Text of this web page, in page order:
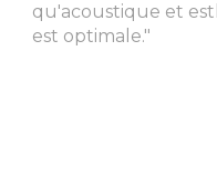
qu'acoustique et
est optimale."